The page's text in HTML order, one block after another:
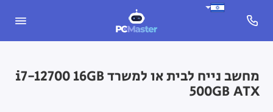
מחשב נייח לבית או למשרד i7-12700 16GB
500GB ATX